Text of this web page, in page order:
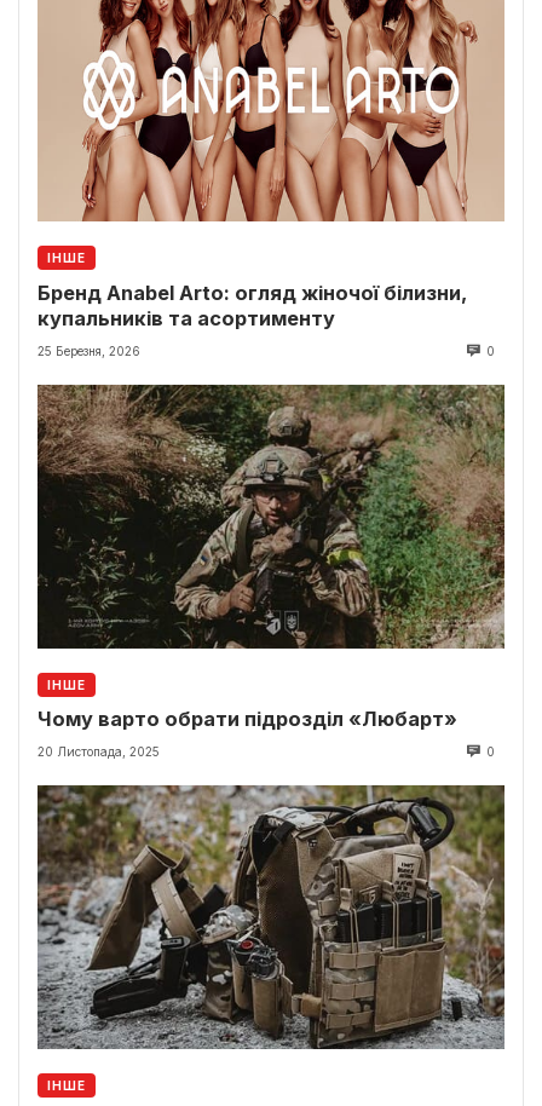
ІНШЕ
Бренд Anabel Arto: огляд жіночої білизни,
купальників та асортименту
25 Березня, 2026 0
ІНШЕ
Чому варто обрати підрозділ «Любарт»
20 Листопада, 2025 0
ІНШЕ